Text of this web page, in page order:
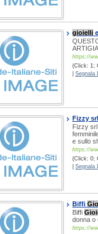
gioielli
https://
(Click: 1;
Segnala
Fizzy srl
Fizzy
e sullo
https://
(Click: 0;
Segnala
Biffi
Biffi
donna o
https://